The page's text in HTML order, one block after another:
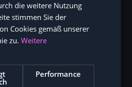
die weitere Nutzung
stimmen Sie der
Cookies gemäß unserer
zu. Weitere
Performance